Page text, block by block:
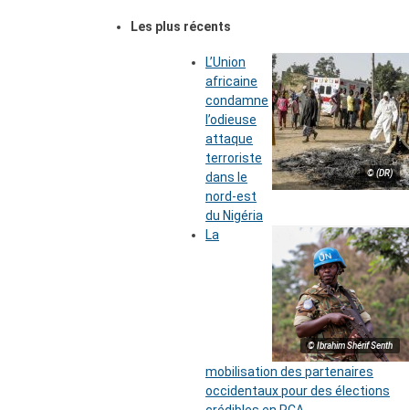
Les plus récents
© (DR)
L’Union
africaine
condamne
l’odieuse
attaque
terroriste
dans le
nord-est
du Nigéria
© Ibrahim Shérif Senth
La
mobilisation des partenaires
occidentaux pour des élections